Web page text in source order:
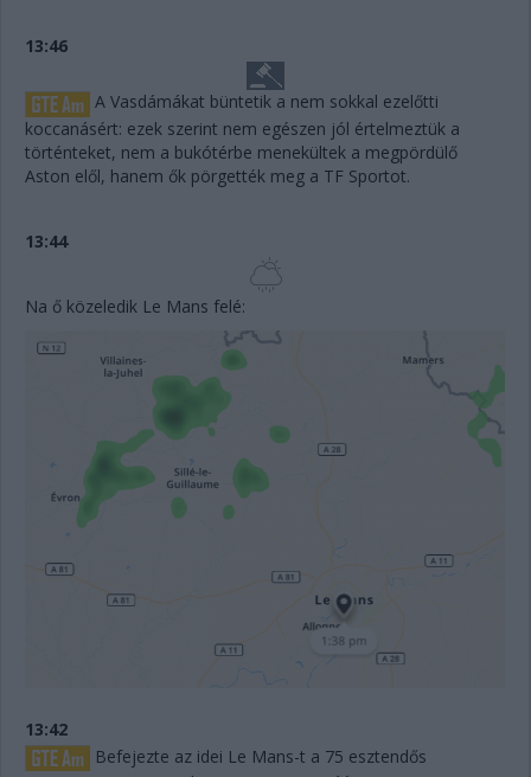
13:46
A Vasdámákat büntetik a nem sokkal ezelőtti
koccanásért: ezek szerint nem egészen jól értelmeztük a
történteket, nem a bukótérbe menekültek a megpördülő
Aston elől, hanem ők pörgették meg a TF Sportot.
13:44
Na ő közeledik Le Mans felé:
13:42
Befejezte az idei Le Mans-t a 75 esztendős